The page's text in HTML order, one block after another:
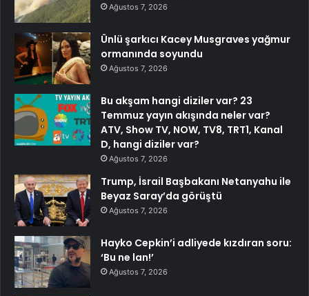
Ağustos 7, 2026
Ünlü şarkıcı Kacey Musgraves yağmur
ormanında soyundu
Ağustos 7, 2026
Bu akşam hangi diziler var? 23
Temmuz yayın akışında neler var?
ATV, Show TV, NOW, TV8, TRT1, Kanal
D, hangi diziler var?
Ağustos 7, 2026
Trump, İsrail Başbakanı Netanyahu ile
Beyaz Saray’da görüştü
Ağustos 7, 2026
Hayko Cepkin’i adliyede kızdıran soru:
‘Bu ne lan!’
Ağustos 7, 2026